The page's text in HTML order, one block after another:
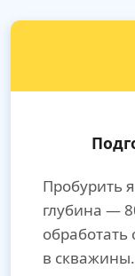
Пробурить
глубина —
обработать
в скважины.